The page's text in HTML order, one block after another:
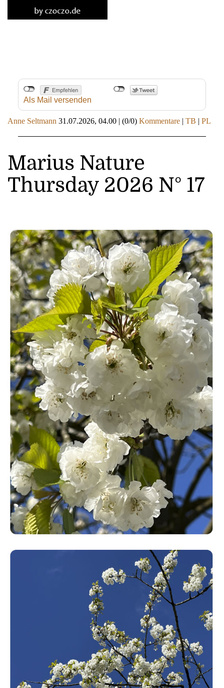
Als Mail versenden
Anne Seltmann 31.07.2026, 04.00 | (0/0) Kommentare | TB | PL
Marius Nature
Thursday 2026 N° 17